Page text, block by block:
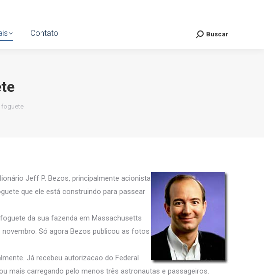
Contato Search:
Buscar
foguete
Jeff P. Bezos, principalmente acionista
que ele está construindo para passear
da sua fazenda em Massachusetts
Só agora Bezos publicou as fotos
Já recebeu autorizacao do Federal
mais carregando pelo menos três astronautas e passageiros.
Contato Search:
Buscar